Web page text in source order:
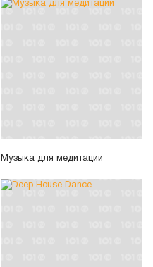
Музыка для медитации